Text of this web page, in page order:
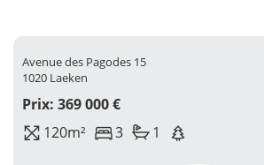
Avenue des Pagodes 15
1020 Laeken
Prix: 369 000 €
120m²
3 1